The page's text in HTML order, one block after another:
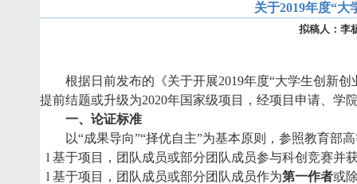
关于2019年度“
拟稿人：李
根据日前发布的《关于开展2019年度“大学生创新创
提前结题或升级为2020年国家级项目，经项目申请、学
一、论证标准
以“成果导向”“择优自主”为基本原则，参照教育部
l 基于项目，团队成员或部分团队成员参与科创竞赛并
l 基于项目，团队成员或部分团队成员作为第一作者或